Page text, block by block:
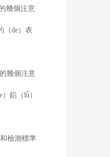
幾個注意
（de）表
幾個注意
鋁（lǚ）
檢測標準